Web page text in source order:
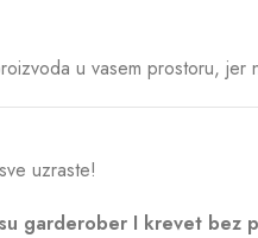
u vasem prostoru,
uzraste!
garderober I krevet